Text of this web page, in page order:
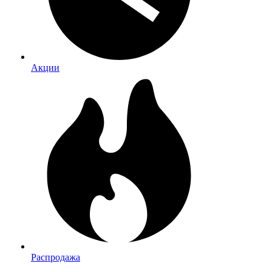
Акции
Распродажа